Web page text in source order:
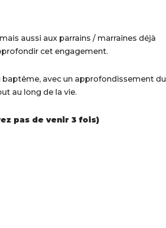
aussi aux parrains / marraines déjà
cet engagement.
avec un approfondissement du
au long de la vie.
pas de venir 3 fois)